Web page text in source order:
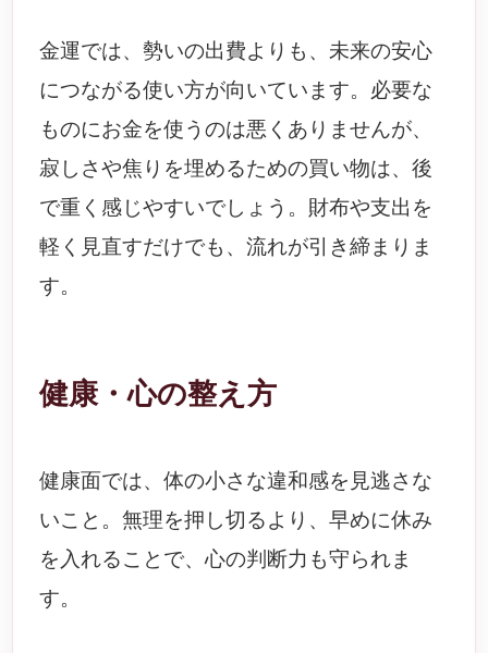
金運では、勢いの出費よりも、未来の安心
につながる使い方が向いています。必要な
ものにお金を使うのは悪くありませんが、
寂しさや焦りを埋めるための買い物は、後
で重く感じやすいでしょう。財布や支出を
軽く見直すだけでも、流れが引き締まりま
す。
健康・心の整え方
健康面では、体の小さな違和感を見逃さな
いこと。無理を押し切るより、早めに休み
を入れることで、心の判断力も守られま
す。